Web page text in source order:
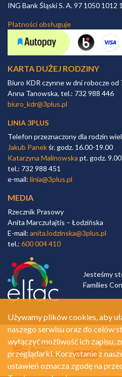
ING Bank Śląski S. A. 97 1050 1012
Płatności obsługuje
KARTA DUŻEJ RODZINY
Biuro KDR czynne w dni robocze od
Anna Tanowska, tel.: 732 988 446
biuro_kdr@3plus.pl
LINIA 3PLUS
Telefon przeznaczony dla rodzin
Jakub Panekśr. godz. 16.00-19.00
Katarzyna Malinowska pt. godz.
tel.: 732 988 451
e-mail: linia@3plus.pl
MEDIA
Rzecznik Prasowy
Anita Marczułajtis – Łodzińska
E-mail: anita.lodzinska@3plus.pl
tel.: 600 004 410
Jesteśmy
Families
Używamy plików cookies, aby
naszego serwisu oraz do celów
wyłączyć możliwość ich zapisu,
przeglądarki. Korzystanie z
ustawień oznacza zgodę na